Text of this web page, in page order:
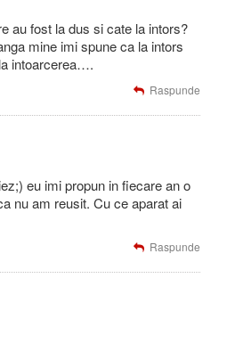
au fost la dus si cate la intors?
mine imi spune ca la intors
intoarcerea….
Raspunde
eu imi propun in fiecare an o
nu am reusit. Cu ce aparat ai
Raspunde